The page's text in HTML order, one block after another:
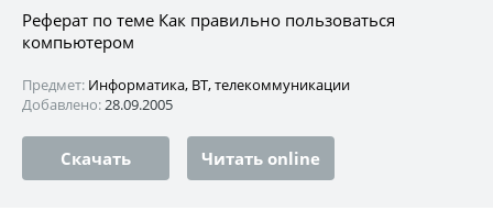
Реферат по теме Как правильно пользоваться
компьютером
Предмет: Информатика, ВТ, телекоммуникации
Добавлено:28.09.2005
Скачать Читать online